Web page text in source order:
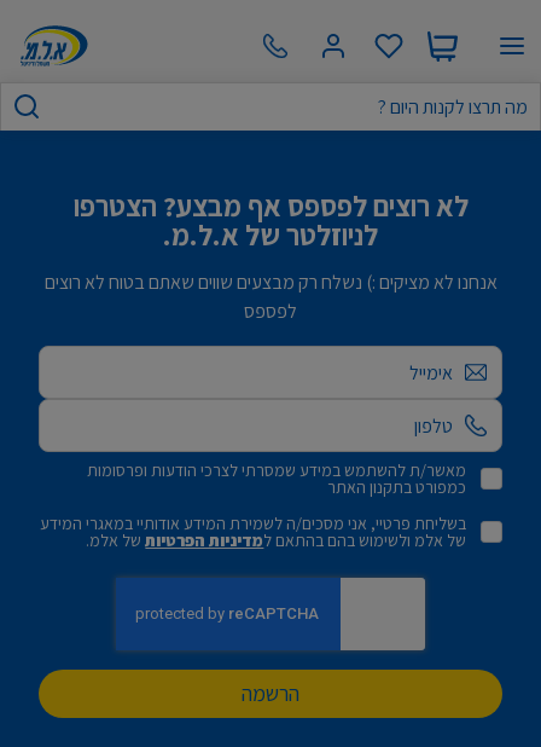
לא רוצים לפספס אף מבצע? הצטרפו
לניוזלטר של א.ל.מ.
אנחנו לא מציקים :) נשלח רק מבצעים שווים שאתם בטוח לא רוצים
לפספס
אימייל
מאשר/ת להשתמש במידע שמסרתי לצרכי הודעות ופרסומות
כמפורט בתקנון האתר
בשליחת פרטיי, אני מסכים/ה לשמירת המידע אודותיי במאגרי המידע
של אלמ ולשימוש בהם בהתאם למדיניות הפרטיותשל אלמ.
הרשמה